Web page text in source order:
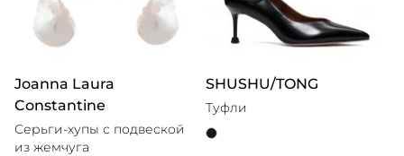
Joanna Laura
Constantine
Серьги-хупы с подвеской
из жемчуга
SHUSHU/TONG
Туфли